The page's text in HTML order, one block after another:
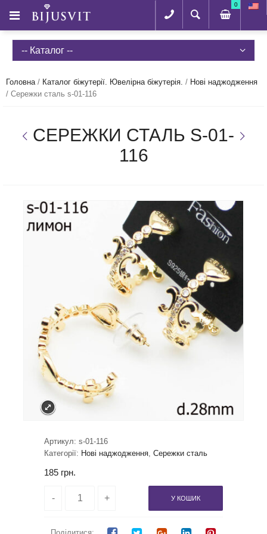
0
-- Каталог --
Головна/ Каталог біжутерії. Ювелірна біжутерія. / Нові наджодження
/ Сережки сталь s-01-116
СЕРЕЖКИ СТАЛЬ S-01-
116
Артикул: s-01-116
Категорії: Нові наджодження, Сережки сталь
185 грн.
У КОШИК